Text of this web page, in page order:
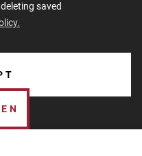
saved
1, Rīga LV-1050,